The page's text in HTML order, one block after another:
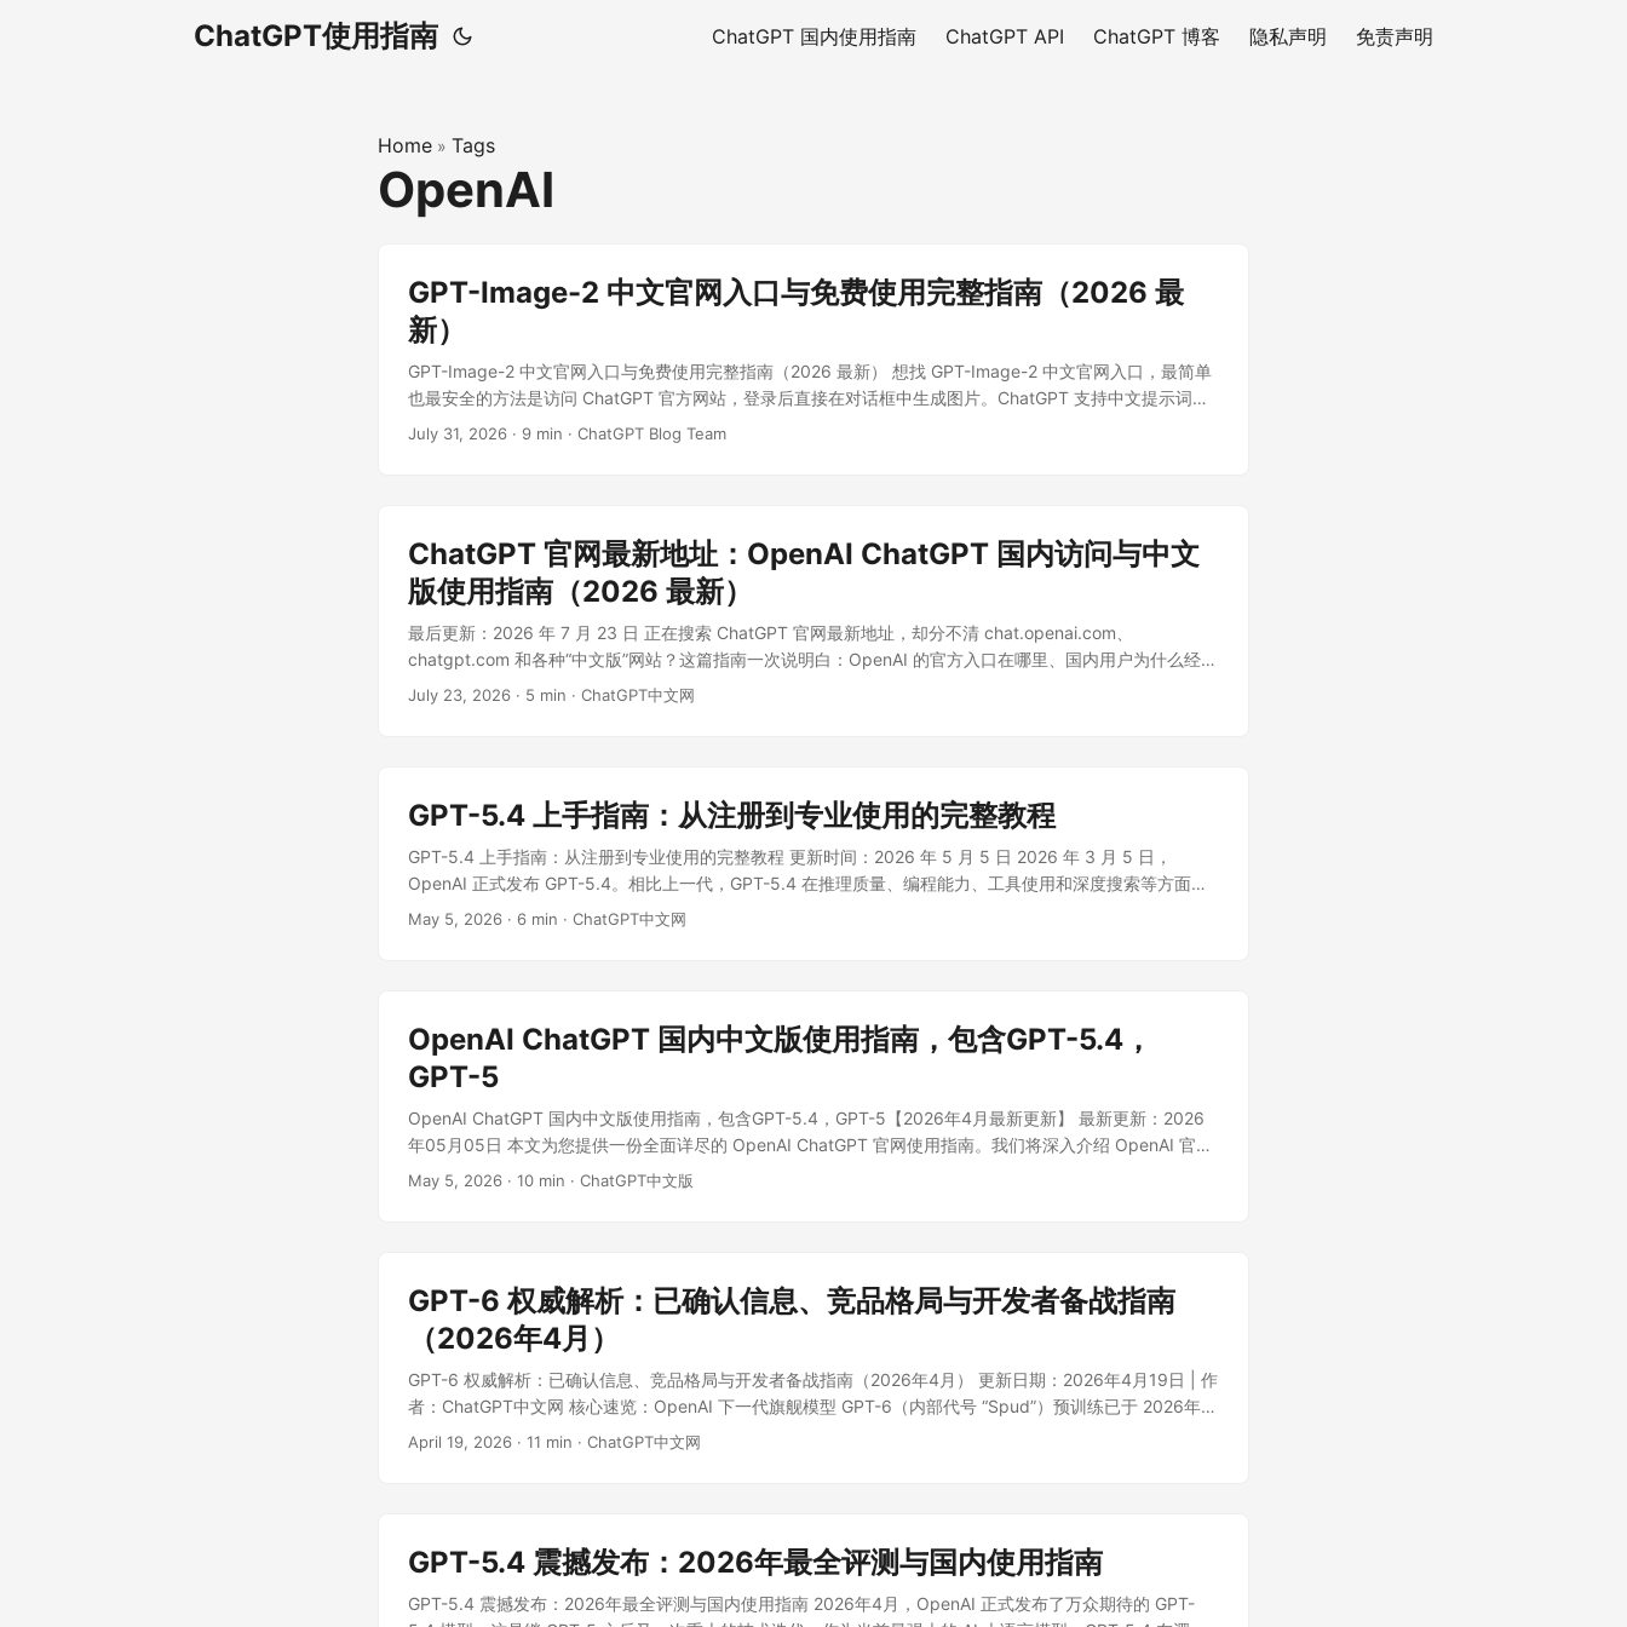
ChatGPT使用指南 ChatGPT 国内使用指南 ChatGPT API ChatGPT 博客 隐私声明 免责声明
Home » Tags
OpenAI
GPT-Image-2 中文官网入口与免费使用完整指南（2026 最
新）
GPT-Image-2 中文官网入口与免费使用完整指南（2026 最新） 想找 GPT-Image-2 中文官网入口，最简单
也最安全的方法是访问 ChatGPT 官方网站，登录后直接在对话框中生成图片。ChatGPT 支持中文提示词，
通常不需要另外寻找所谓“GPT Image 中文版”。免费账号也可能获得有限的图片生成次数，但用量、生成速
July 31, 2026 · 9 min · ChatGPT Blog Team
ChatGPT 官网最新地址：OpenAI ChatGPT 国内访问与中文
版使用指南（2026 最新）
最后更新：2026 年 7 月 23 日 正在搜索 ChatGPT 官网最新地址，却分不清 chat.openai.com、
chatgpt.com 和各种“中文版”网站？这篇指南一次说明白：OpenAI 的官方入口在哪里、国内用户为什么经常
打不开、怎样更快开始中文对话，以及选择第三方平台时应该注意什么。文中推荐的第三方平台均为独立服
July 23, 2026 · 5 min · ChatGPT中文网
GPT-5.4 上手指南：从注册到专业使用的完整教程
GPT-5.4 上手指南：从注册到专业使用的完整教程 更新时间：2026 年 5 月 5 日 2026 年 3 月 5 日，
OpenAI 正式发布 GPT-5.4。相比上一代，GPT-5.4 在推理质量、编程能力、工具使用和深度搜索等方面都
有明显提升，并在 ChatGPT 中引入了全新的 Thinking 模式。 ...
May 5, 2026 · 6 min · ChatGPT中文网
OpenAI ChatGPT 国内中文版使用指南，包含GPT-5.4，
GPT-5
OpenAI ChatGPT 国内中文版使用指南，包含GPT-5.4，GPT-5【2026年4月最新更新】 最新更新：2026
年05月05日 本文为您提供一份全面详尽的 OpenAI ChatGPT 官网使用指南。我们将深入介绍 OpenAI 官网
的访问方法、ChatGPT 官网的注册流程，以及国内用户如何便捷使用 OpenAI ChatGPT 的最新模型（包括
May 5, 2026 · 10 min · ChatGPT中文版
GPT-6 权威解析：已确认信息、竞品格局与开发者备战指南
（2026年4月）
GPT-6 权威解析：已确认信息、竞品格局与开发者备战指南（2026年4月） 更新日期：2026年4月19日 | 作
者：ChatGPT中文网 核心速览：OpenAI 下一代旗舰模型 GPT-6（内部代号 “Spud”）预训练已于 2026年3
月24日 完成。Sam Altman 表示发布时间为"几周内"，指向 4月中旬至5月中旬 的窗口期。4月14日的传闻发
April 19, 2026 · 11 min · ChatGPT中文网
GPT-5.4 震撼发布：2026年最全评测与国内使用指南
GPT-5.4 震撼发布：2026年最全评测与国内使用指南 2026年4月，OpenAI 正式发布了万众期待的 GPT-